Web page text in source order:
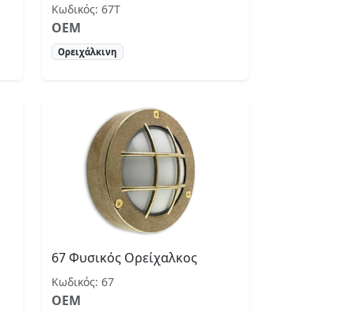
Κωδικός: 67Τ
OEM
Ορειχάλκινη
67 Φυσικός Ορείχαλκος
Κωδικός: 67
OEM